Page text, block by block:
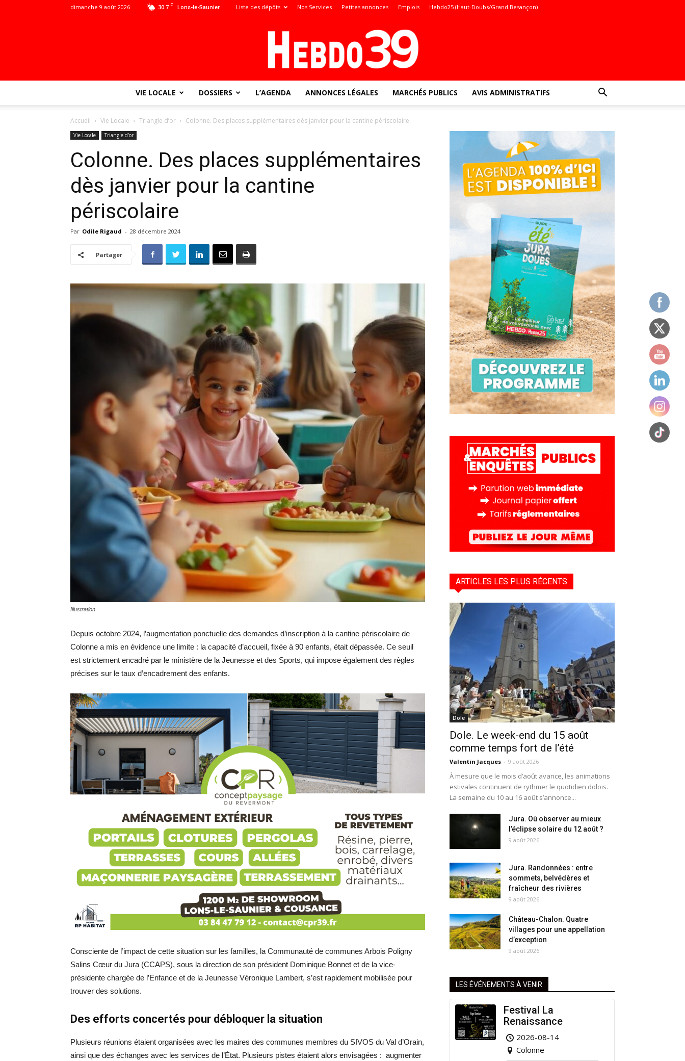
30.7 C Lons-le-Saunier
dimanche 9 août 2026 Liste des dépôts Nos Services Petites annonces Emplois Hebdo25 (Haut-Doubs/Grand Besançon)
locale
–
Hebdo39
VIE LOCALE DOSSIERS L’AGENDA ANNONCES LÉGALES MARCHÉS PUBLICS AVIS ADMINISTRATIFS
Accueil Vie Locale Triangle d’or Colonne. Des places supplémentaires dès janvier pour la cantine périscolaire
Vie Locale Triangle d’or
Colonne. Des places supplémentaires
dès janvier pour la cantine
périscolaire
Par Odile Rigaud - 28 décembre 2024
Partager
Illustration
Depuis octobre 2024, l’augmentation ponctuelle des demandes d’inscription à la cantine périscolaire de
Colonne a mis en évidence une limite : la capacité d’accueil, fixée à 90 enfants, était dépassée. Ce seuil
est strictement encadré par le ministère de la Jeunesse et des Sports, qui impose également des règles
précises sur le taux d’encadrement des enfants.
Consciente de l’impact de cette situation sur les familles, la Communauté de communes Arbois Poligny
Salins Cœur du Jura (CCAPS), sous la direction de son président Dominique Bonnet et de la vice-
présidente chargée de l’Enfance et de la Jeunesse Véronique Lambert, s’est rapidement mobilisée pour
trouver des solutions.
Des efforts concertés pour débloquer la situation
Plusieurs réunions étaient organisées avec les maires des communes membres du SIVOS du Val d’Orain,
ainsi que des échanges avec les services de l’État. Plusieurs pistes étaient alors envisagées : augmenter
ARTICLES LES PLUS RÉCENTS
Dole
Dole. Le week-end du 15 août
comme temps fort de l’été
Valentin Jacques - 9 août 2026
À mesure que le mois d’août avance, les animations
estivales continuent de rythmer le quotidien dolois.
La semaine du 10 au 16 août s’annonce...
Jura. Où observer au mieux
l’éclipse solaire du 12 août ?
9 août 2026
Jura. Randonnées : entre
sommets, belvédères et
fraîcheur des rivières
9 août 2026
Château-Chalon. Quatre
villages pour une appellation
d’exception
9 août 2026
LES ÉVÉNEMENTS À VENIR
Festival La
Renaissance
2026-08-14
Colonne